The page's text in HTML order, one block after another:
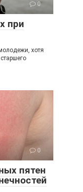
0
при
хотя
0
пятен